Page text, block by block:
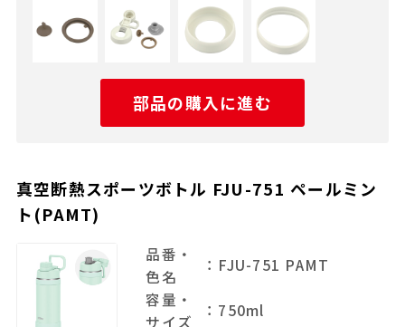
部品の購入に進む
真空断熱スポーツボトル FJU-751 ペールミン
ト(PAMT)
品番・
色名
：FJU-751 PAMT
容量・
サイズ
：750ml